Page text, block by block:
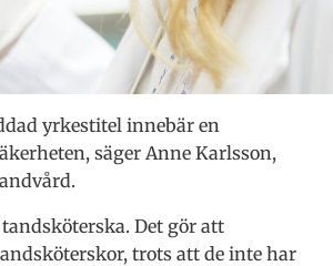
yrkestitel innebär en
säger Anne Karlsson,
Det gör att
trots att de inte har